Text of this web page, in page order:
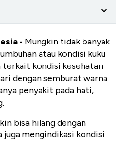
- Mungkin tidak banyak
atau kondisi kuku
kondisi kesehatan
dengan semburat warna
penyakit pada hati,
bisa hilang dengan
mengindikasi kondisi